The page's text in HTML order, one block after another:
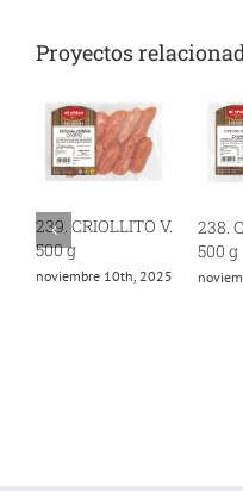
Proyectos
239. CRIOLLITO V.
500 g
noviembre 10th, 2025
238.
500 g